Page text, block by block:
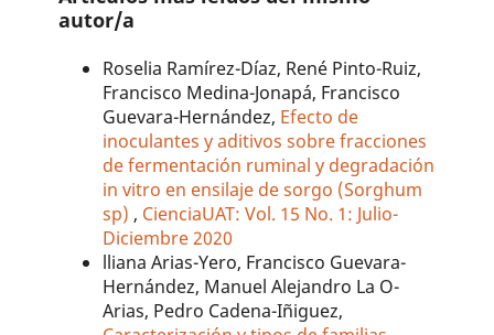
autor/a
Roselia Ramírez-Díaz, René Pinto-Ruiz,
Francisco Medina-Jonapá, Francisco
Guevara-Hernández, Efecto de
inoculantes y aditivos sobre fracciones
de fermentación ruminal y degradación
in vitro en ensilaje de sorgo (Sorghum
sp) , CienciaUAT: Vol. 15 No. 1: Julio-
Diciembre 2020
lliana Arias-Yero, Francisco Guevara-
Hernández, Manuel Alejandro La O-
Arias, Pedro Cadena-Iñiguez,